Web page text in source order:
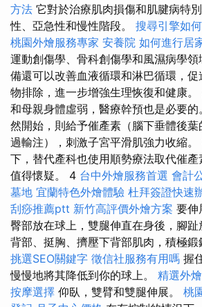
方法 它對於治療肌肉損傷和肌腱病特
性、亞急性和慢性階段。 搜尋引擎如
桃園外燴服務專家 安養院 如何進行居
運動創傷學、骨科創傷學和風濕病學
備還可以改善血液循環和淋巴循環，
物排除，進一步增強生理恢復和健康
和母親身體虛弱，醫療幹預也是必要
然開始，則給予催產素（腦下垂體後
過輸注），刺激子宮平滑肌強力收縮
下，替代產科也使用順勢療法取代催
值得懷疑。 4 台中外燴服務首選 會計
墓地 宜蘭特色外燴體驗 杜拜簽證快速
刮痧推薦ptt 新竹高評價外燴方案 要伸
臀部放在球上，雙腿伸直在身後，腳
背部、挺胸、擠壓下背部肌肉，積極鍛
挑選SEO關鍵字 徵信社服務有用嗎 握
慢慢地將其降低到你的球上。 精選外
按摩選擇 仰臥，雙臂和雙腿伸展。 桃